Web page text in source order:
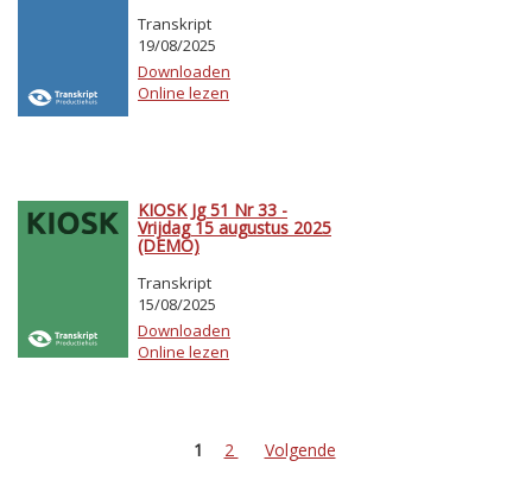
Transkript
19/08/2025
Downloaden
Online lezen
KIOSK Jg 51 Nr 33 -
Vrijdag 15 augustus 2025
(DEMO)
Transkript
15/08/2025
Downloaden
Online lezen
1 2 Volgende